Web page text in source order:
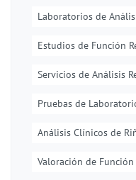
Laboratorios de
Estudios de Función
Servicios de Análisis
Pruebas de
Análisis Clínicos de
Valoración de Función